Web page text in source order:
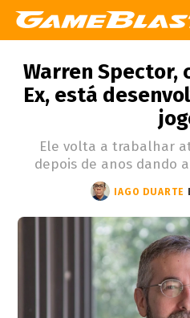
Warren Spector,
Ex, está
Ele volta a trabalhar
depois de anos dando
IAGO DUARTE